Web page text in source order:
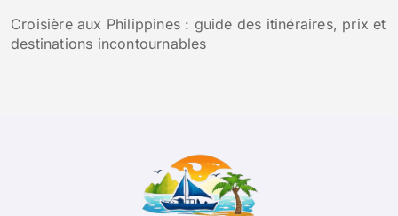
Croisière aux Philippines : guide des itinéraires, prix et
destinations incontournables